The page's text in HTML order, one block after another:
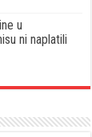
u
ni naplatili